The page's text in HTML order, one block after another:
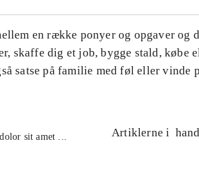
en række ponyer og opgaver og
skaffe dig et job, bygge stald, købe
satse på familie med føl eller vinde
sit amet ...
Artiklerne i